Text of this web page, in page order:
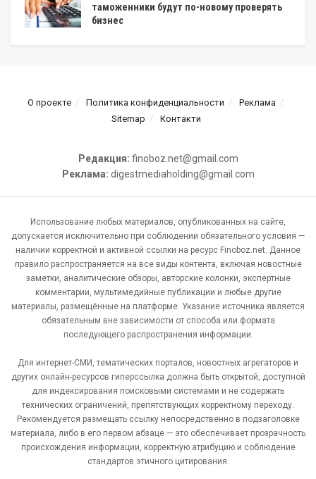
таможенники будут по-новому проверять
бизнес
О проекте Политика конфиденциальности
Реклама
Sitemap
Контакти
Редакция: finoboz.net@gmail.com
Реклама: digestmediaholding@gmail.com
Использование любых материалов, опубликованных на сайте,
допускается исключительно при соблюдении обязательного условия —
наличии корректной и активной ссылки на ресурс Finoboz.net. Данное
правило распространяется на все виды контента, включая новостные
заметки, аналитические обзоры, авторские колонки, экспертные
комментарии, мультимедийные публикации и любые другие
материалы, размещённые на платформе. Указание источника является
обязательным вне зависимости от способа или формата
последующего распространения информации.
Для интернет-СМИ, тематических порталов, новостных агрегаторов и
других онлайн-ресурсов гиперссылка должна быть открытой, доступной
для индексирования поисковыми системами и не содержать
технических ограничений, препятствующих корректному переходу.
Рекомендуется размещать ссылку непосредственно в подзаголовке
материала, либо в его первом абзаце — это обеспечивает прозрачность
происхождения информации, корректную атрибуцию и соблюдение
стандартов этичного цитирования.